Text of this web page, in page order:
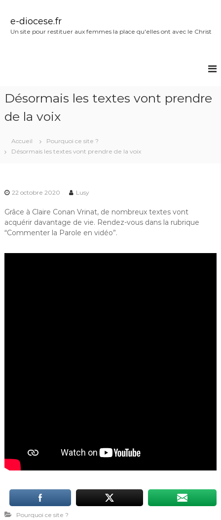
e-diocese.fr
Un site pour restituer aux femmes la place qu'elles ont avec le Christ
Désormais les textes vont prendre
de la voix
Accueil
Pourquoi ce site ?
Désormais les textes vont prendre de la voix
22 octobre 2020 Lusy
Grâce à Claire Conan Vrinat, de nombreux textes vont
acquérir davantage de vie. Rendez-vous dans la rubrique
“Commenter la Parole en vidéo”.
Pourquoi ce site ?